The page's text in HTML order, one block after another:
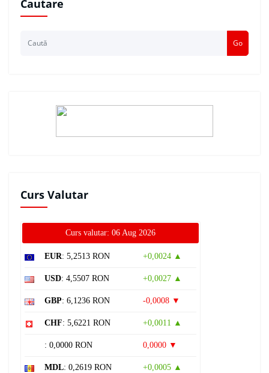
Cautare
Go
Curs Valutar
Curs valutar: 06 Aug 2026
EUR: 5,2513 RON +0,0024 ▲
USD: 4,5507 RON +0,0027 ▲
GBP: 6,1236 RON -0,0008 ▼
CHF: 5,6221 RON +0,0011 ▲
: 0,0000 RON 0,0000 ▼
MDL: 0,2619 RON +0,0005 ▲